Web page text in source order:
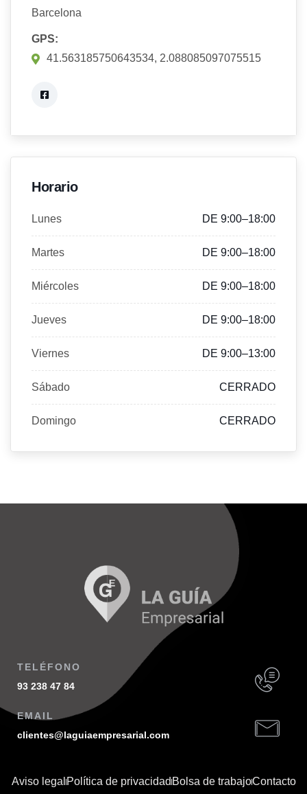
Barcelona
GPS:
41.563185750643534, 2.088085097075515
Horario
Lunes DE 9:00–18:00
Martes DE 9:00–18:00
Miércoles DE 9:00–18:00
Jueves DE 9:00–18:00
Viernes DE 9:00–13:00
Sábado CERRADO
Domingo CERRADO
TELÉFONO
93 238 47 84
EMAIL
clientes@laguiaempresarial.com
Aviso legal Política de privacidadBolsa de trabajoContacto